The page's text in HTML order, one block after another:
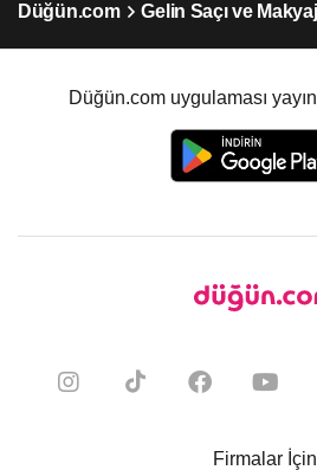
Düğün.com Gelin Saçı ve
Düğün.com uygulaması
Firmalar İçin